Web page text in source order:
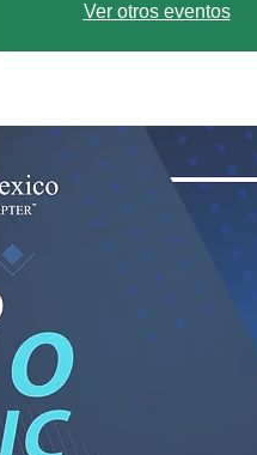
Ver otros eventos